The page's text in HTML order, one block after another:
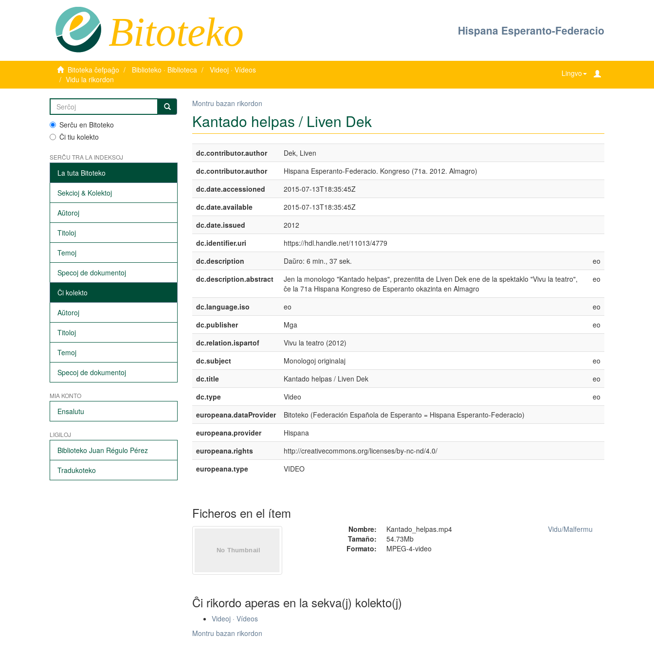
Bitoteko Hispana Esperanto-Federacio
Bitoteka ĉefpaĝo Biblioteko · Biblioteca
Videoj · Vídeos
Vidu la rikordon
Lingvo
Serĉu en Bitoteko
Ĉi tiu kolekto
SERĈU TRA LA INDEKSOJ
La tuta Bitoteko
Sekcioj & Kolektoj
Aŭtoroj
Titoloj
Temoj
Specoj de dokumentoj
Ĉi kolekto
Aŭtoroj
Titoloj
Temoj
Specoj de dokumentoj
MIA KONTO
Ensalutu
LIGILOJ
Biblioteko Juan Régulo Pérez
Tradukoteko
Montru bazan rikordon
Kantado helpas / Liven Dek
dc.contributor.author
Dek, Liven
dc.contributor.author
Hispana Esperanto-Federacio. Kongreso (71a. 2012. Almagro)
dc.date.accessioned
2015-07-13T18:35:45Z
dc.date.available
2015-07-13T18:35:45Z
dc.date.issued
2012
dc.identifier.uri
https://hdl.handle.net/11013/4779
dc.description
Daŭro: 6 min., 37 sek.
eo
dc.description.abstract
Jen la monologo "Kantado helpas", prezentita de Liven Dek ene de la spektaklo "Vivu la teatro",
ĉe la 71a Hispana Kongreso de Esperanto okazinta en Almagro
eo
dc.language.iso eo
eo
dc.publisher
Mga
eo
dc.relation.ispartof
Vivu la teatro (2012)
dc.subject
Monologoj originalaj
eo
dc.title
Kantado helpas / Liven Dek
eo
dc.type
Video
eo
europeana.dataProvider
Bitoteko (Federación Española de Esperanto = Hispana Esperanto-Federacio)
europeana.provider
Hispana
europeana.rights
http://creativecommons.org/licenses/by-nc-nd/4.0/
europeana.type
VIDEO
Ficheros en el ítem
Nombre:
Kantado_helpas.mp4
Tamaño:
54.73Mb
Formato:
MPEG-4-video
Vidu/Malfermu
Ĉi rikordo aperas en la sekva(j) kolekto(j)
Videoj · Vídeos
Montru bazan rikordon